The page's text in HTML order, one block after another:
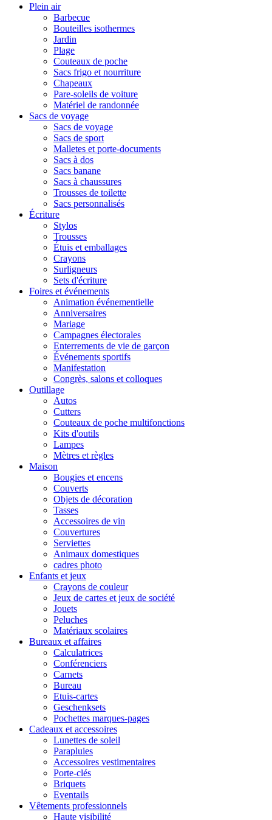
Plein air
Barbecue
Bouteilles isothermes
Jardin
Plage
Couteaux de poche
Sacs frigo et nourriture
Chapeaux
Pare-soleils de voiture
Matériel de randonnée
Sacs de voyage
Sacs de voyage
Sacs de sport
Malletes et porte-documents
Sacs à dos
Sacs banane
Sacs à chaussures
Trousses de toilette
Sacs personnalisés
Écriture
Stylos
Trousses
Étuis et emballages
Crayons
Surligneurs
Sets d'écriture
Foires et événements
Animation événementielle
Anniversaires
Mariage
Campagnes électorales
Enterrements de vie de garçon
Événements sportifs
Manifestation
Congrès, salons et colloques
Outillage
Autos
Cutters
Couteaux de poche multifonctions
Kits d'outils
Lampes
Mètres et règles
Maison
Bougies et encens
Couverts
Objets de décoration
Tasses
Accessoires de vin
Couvertures
Serviettes
Animaux domestiques
cadres photo
Enfants et jeux
Crayons de couleur
Jeux de cartes et jeux de société
Jouets
Peluches
Matériaux scolaires
Bureaux et affaires
Calculatrices
Conférenciers
Carnets
Bureau
Etuis-cartes
Geschenksets
Pochettes marques-pages
Cadeaux et accessoires
Lunettes de soleil
Parapluies
Accessoires vestimentaires
Porte-clés
Briquets
Eventails
Vêtements professionnels
Haute visibilité